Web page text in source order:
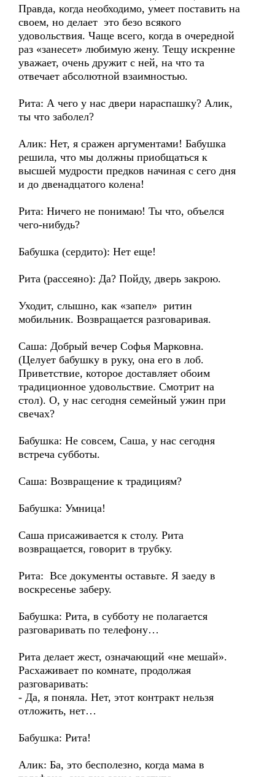
Правда, когда необходимо, умеет поставить на
своем, но делает это безо всякого
удовольствия. Чаще всего, когда в очередной
раз «занесет» любимую жену. Тещу искренне
уважает, очень дружит с ней, на что та
отвечает абсолютной взаимностью.
Рита: А чего у нас двери нараспашку? Алик,
ты что заболел?
Алик: Нет, я сражен аргументами! Бабушка
решила, что мы должны приобщаться к
высшей мудрости предков начиная с сего дня
и до двенадцатого колена!
Рита: Ничего не понимаю! Ты что, объелся
чего-нибудь?
Бабушка (сердито): Нет еще!
Рита (рассеяно): Да? Пойду, дверь закрою.
Уходит, слышно, как «запел» ритин
мобильник. Возвращается разговаривая.
Саша: Добрый вечер Софья Марковна.
(Целует бабушку в руку, она его в лоб.
Приветствие, которое доставляет обоим
традиционное удовольствие. Смотрит на
стол). О, у нас сегодня семейный ужин при
свечах?
Бабушка: Не совсем, Саша, у нас сегодня
встреча субботы.
Саша: Возвращение к традициям?
Бабушка: Умница!
Саша присаживается к столу. Рита
возвращается, говорит в трубку.
Рита: Все документы оставьте. Я заеду в
воскресенье заберу.
Бабушка: Рита, в субботу не полагается
разговаривать по телефону…
Рита делает жест, означающий «не мешай».
Расхаживает по комнате, продолжая
разговаривать:
- Да, я поняла. Нет, этот контракт нельзя
отложить, нет…
Бабушка: Рита!
Алик: Ба, это бесполезно, когда мама в